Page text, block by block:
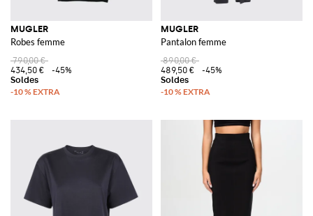
MUGLER
Robes femme
790,00 €
434,50 €
-45%
MUGLER
Pantalon femme
890,00 €
489,50 €
-45%